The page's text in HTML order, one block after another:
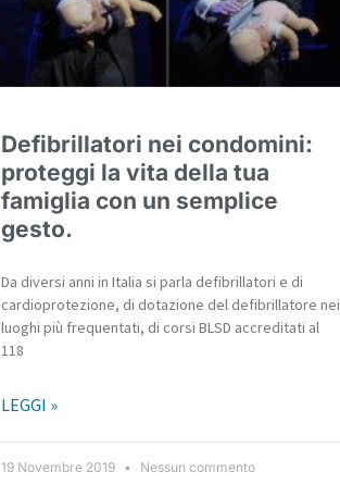
Defibrillatori nei condomini:
proteggi la vita della tua
famiglia con un semplice
gesto.
Da diversi anni in Italia si parla defibrillatori e di
cardioprotezione, di dotazione del defibrillatore nei
luoghi più frequentati, di corsi BLSD accreditati al
118
LEGGI »
19 Novembre 2019 Nessun commento